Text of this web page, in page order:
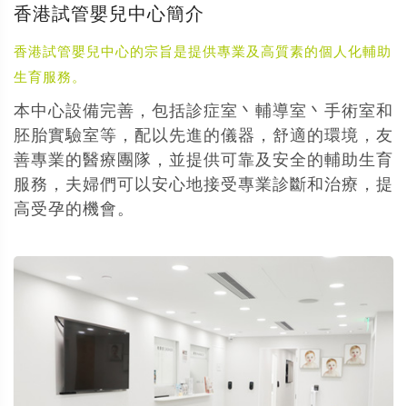
香港試管嬰兒中心簡介
香港試管嬰兒中心的宗旨是提供專業及高質素的個人化輔助
生育服務。
本中心設備完善，包括診症室丶輔導室丶手術室和
胚胎實驗室等，配以先進的儀器，舒適的環境，友
善專業的醫療團隊，並提供可靠及安全的輔助生育
服務，夫婦們可以安心地接受專業診斷和治療，提
高受孕的機會。